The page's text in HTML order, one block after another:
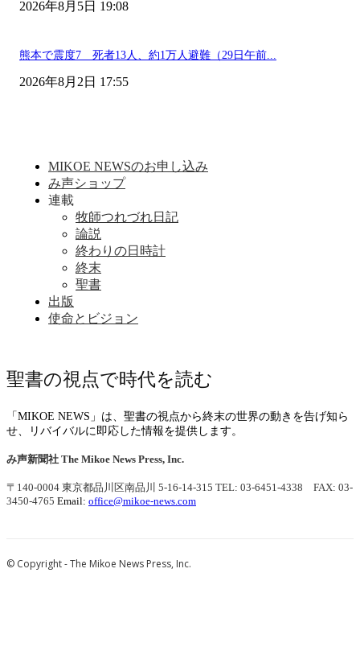
2026年8月5日 19:08
熊本で震度7 死者13人、約1万人避難（29日午前...
2026年8月2日 17:55
MIKOE NEWSのお申し込み
み声ショップ
連載
牧師つれづれ日記
論説
終わりの日時計
終末
聖書
出版
使命とビジョン
聖書の視点で時代を読む
「MIKOE NEWS」は、聖書の視点から終末の世界の動きを告げ知ら
せ、リバイバルに即応した情報を提供します。
み声新聞社 The Mikoe News Press, Inc.
〒140-0004 東京都品川区南品川 5-16-14-315 TEL: 03-6451-4338 FAX: 03-
3450-4765 Email: office@mikoe-news.com
© Copyright - The Mikoe News Press, Inc.